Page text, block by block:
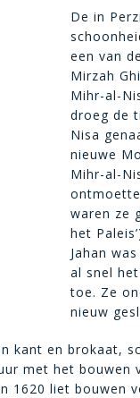
De in
een van
Mirzah
Mihr-al-
droeg de
Nisa
nieuwe
Mihr-al-
waren ze
het
Jahan
al snel
toe. Ze
nieuw
kant en brokaat,
met het
1620 liet bouwen